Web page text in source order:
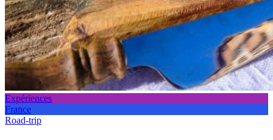
Expériences
France
Road-trip